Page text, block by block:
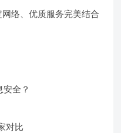
络、优质服务完美结合
全？
对比